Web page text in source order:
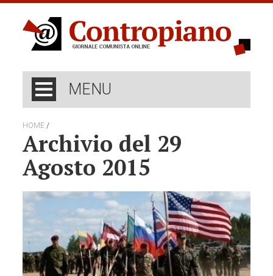
MENU
HOME /
Archivio del 29
Agosto 2015